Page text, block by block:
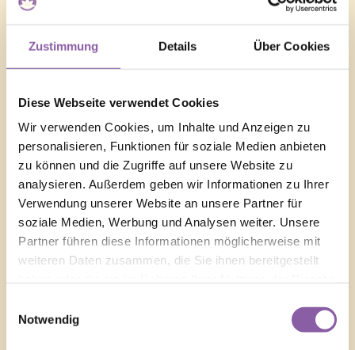
Zustimmung Details Über Cookies
Diese Webseite verwendet Cookies
Wir verwenden Cookies, um Inhalte und Anzeigen zu
personalisieren, Funktionen für soziale Medien anbieten
zu können und die Zugriffe auf unsere Website zu
analysieren. Außerdem geben wir Informationen zu Ihrer
Verwendung unserer Website an unsere Partner für
soziale Medien, Werbung und Analysen weiter. Unsere
Partner führen diese Informationen möglicherweise mit
weiteren Daten zusammen, die Sie ihnen bereitgestellt
Notwendig